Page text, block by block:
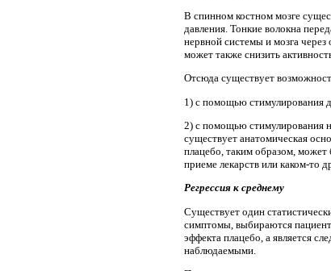
В спинном костном мозге
давления. Тонкие волокна
нервной системы и мозга
может также снизить
Отсюда существует
1) с помощью стимулирования
2) с помощью стимулирования
существует анатомическая
плацебо, таким образом,
приеме лекарств или каком-то
Регрессия к среднему
Существует один
симптомы, выбираются
эффекта плацебо, а является
наблюдаемыми.